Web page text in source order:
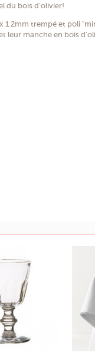
du bois d'olivier!
1.2mm trempé et poli
leur manche en bois